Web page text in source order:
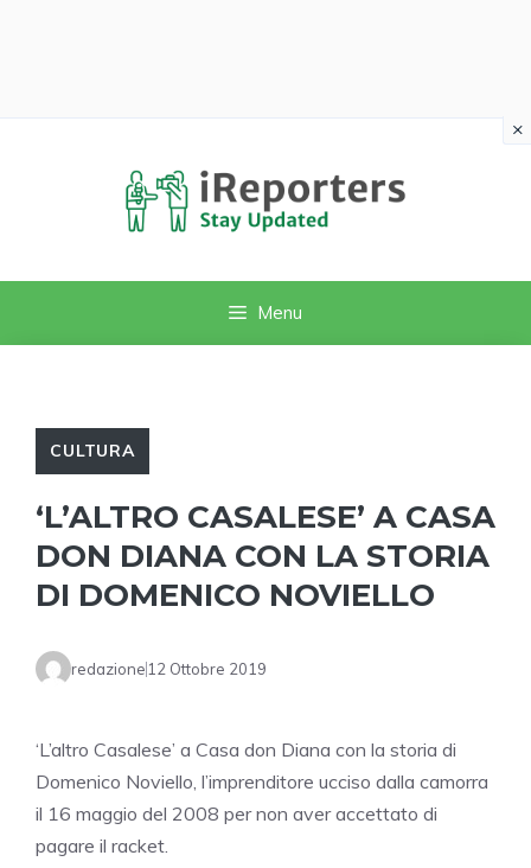
Menu
CULTURA
‘L’ALTRO CASALESE’ A CASA
DON DIANA CON LA STORIA
DI DOMENICO NOVIELLO
redazione 12 Ottobre 2019
‘L’altro Casalese’ a Casa don Diana con la storia di
Domenico Noviello, l’imprenditore ucciso dalla camorra
il 16 maggio del 2008 per non aver accettato di
pagare il racket.
×